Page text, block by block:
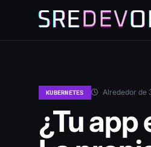
KUBERNETES Alrededor de
¿Tu app